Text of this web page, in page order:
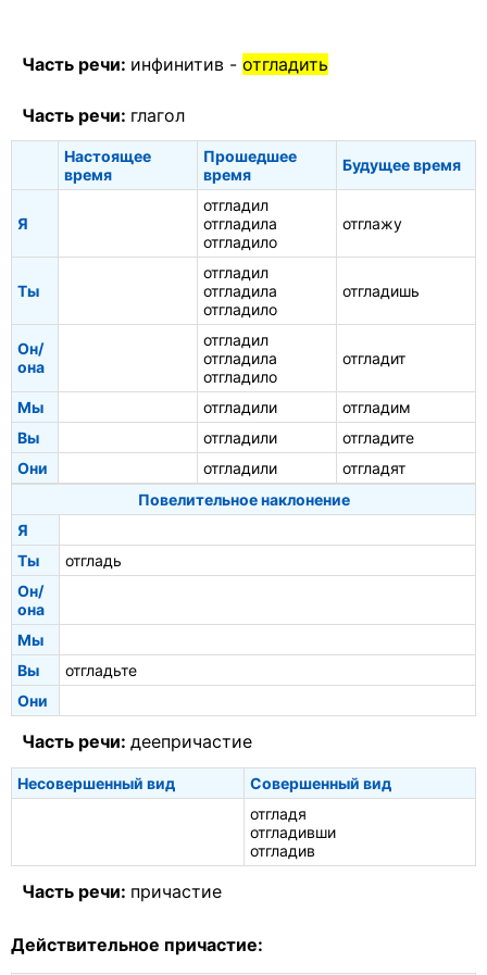
Часть речи: инфинитив - отгладить
Часть речи: глагол
Настоящее
время
Прошедшее
время
Будущее время
Я
отгладил
отгладила
отгладило
отглажу
Ты
отгладил
отгладила
отгладило
отгладишь
Он/
она
отгладил
отгладила
отгладило
отгладит
Мы отгладили
отгладим
Вы
отгладили
отгладите
Они
отгладили
отгладят
Повелительное наклонение
Я
Ты
отгладь
Он/
она
Мы
Вы
отгладьте
Они
Часть речи: деепричастие
Несовершенный вид
Совершенный вид
отгладя
отгладивши
отгладив
Часть речи: причастие
Действительное причастие: